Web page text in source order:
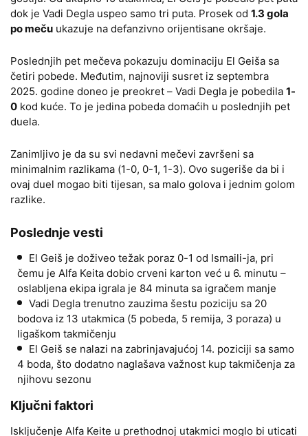
dok je Vadi Degla uspeo samo tri puta. Prosek od 1.3 gola
po meču ukazuje na defanzivno orijentisane okršaje.
Poslednjih pet mečeva pokazuju dominaciju El Geiša sa
četiri pobede. Međutim, najnoviji susret iz septembra
2025. godine doneo je preokret – Vadi Degla je pobedila 1-
0 kod kuće. To je jedina pobeda domaćih u poslednjih pet
duela.
Zanimljivo je da su svi nedavni mečevi završeni sa
minimalnim razlikama (1-0, 0-1, 1-3). Ovo sugeriše da bi i
ovaj duel mogao biti tijesan, sa malo golova i jednim golom
razlike.
Poslednje vesti
El Geiš je doživeo težak poraz 0-1 od Ismaili-ja, pri
čemu je Alfa Keita dobio crveni karton već u 6. minutu –
oslabljena ekipa igrala je 84 minuta sa igračem manje
Vadi Degla trenutno zauzima šestu poziciju sa 20
bodova iz 13 utakmica (5 pobeda, 5 remija, 3 poraza) u
ligaškom takmičenju
El Geiš se nalazi na zabrinjavajućoj 14. poziciji sa samo
4 boda, što dodatno naglašava važnost kup takmičenja za
njihovu sezonu
Ključni faktori
Isključenje Alfa Keite u prethodnoj utakmici moglo bi uticati